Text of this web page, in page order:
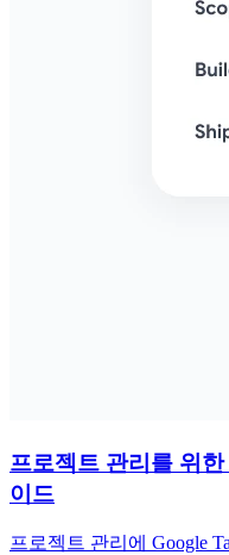
프로젝트 관리를 위
이드
프로젝트 관리에 Google